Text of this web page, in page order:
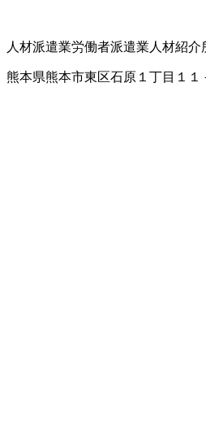
人材派遣業労働者派遣業 人材紹介
熊本県熊本市東区石原１丁目１１